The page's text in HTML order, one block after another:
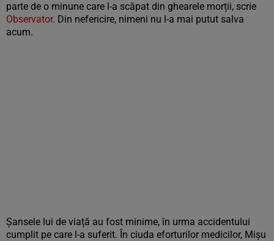
parte de o minune care l-a scăpat din ghearele morții, scrie
Observator. Din nefericire, nimeni nu l-a mai putut salva
acum.
Șansele lui de viață au fost minime, în urma accidentului
cumplit pe care l-a suferit. În ciuda eforturilor medicilor, Mișu